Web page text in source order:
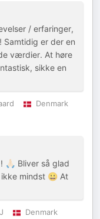
/ erfaringer,
Samtidig er der en
værdier. At høre
sikke en
Denmark
Bliver så glad
mindst 😀 At
Denmark